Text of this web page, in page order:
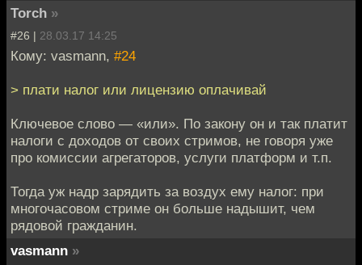
Torch »
#26 | 28.03.17 14:25
Кому: vasmann, #24
> плати налог или лицензию оплачивай
Ключевое слово — «или». По закону он и так платит
налоги с доходов от своих стримов, не говоря уже
про комиссии агрегаторов, услуги платформ и т.п.
Тогда уж надр зарядить за воздух ему налог: при
многочасовом стриме он больше надышит, чем
рядовой гражданин.
vasmann »